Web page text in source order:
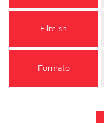
Film sn
Formato